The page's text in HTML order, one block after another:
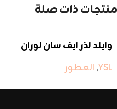
منتجات ذات صلة
وايلد لذر ايف سان لوران
YSL
, العطور